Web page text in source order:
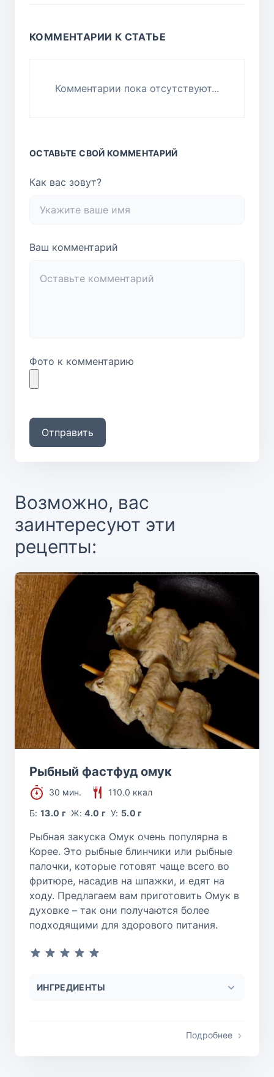
КОММЕНТАРИИ К СТАТЬЕ
Комментарии пока отсутствуют...
ОСТАВЬТЕ СВОЙ КОММЕНТАРИЙ
Как вас зовут?
Ваш комментарий
Фото к комментарию
Отправить
Возможно, вас
заинтересуют эти
рецепты:
Рыбный фастфуд омук
30 мин.
110.0 ккал
Б:13.0 г Ж:4.0 г У: 5.0 г
Рыбная закуска Омук очень популярна в
Корее. Это рыбные блинчики или рыбные
палочки, которые готовят чаще всего во
фритюре, насадив на шпажки, и едят на
ходу. Предлагаем вам приготовить Омук в
духовке – так они получаются более
подходящими для здорового питания.
ИНГРЕДИЕНТЫ
Подробнее